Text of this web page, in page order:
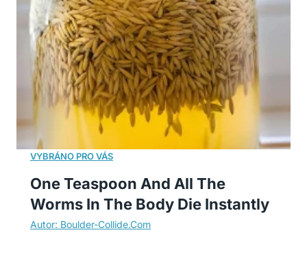
One Teaspoon And All The
Worms In The Body Die Instantly